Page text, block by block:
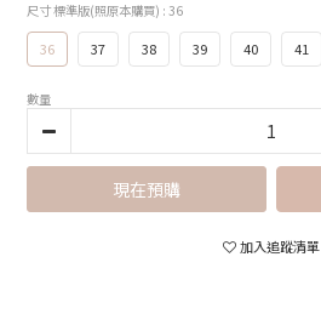
尺寸 標準版(照原本購買) : 36
36 37 38 39 40 41
數量
現在預購
加入追蹤清單